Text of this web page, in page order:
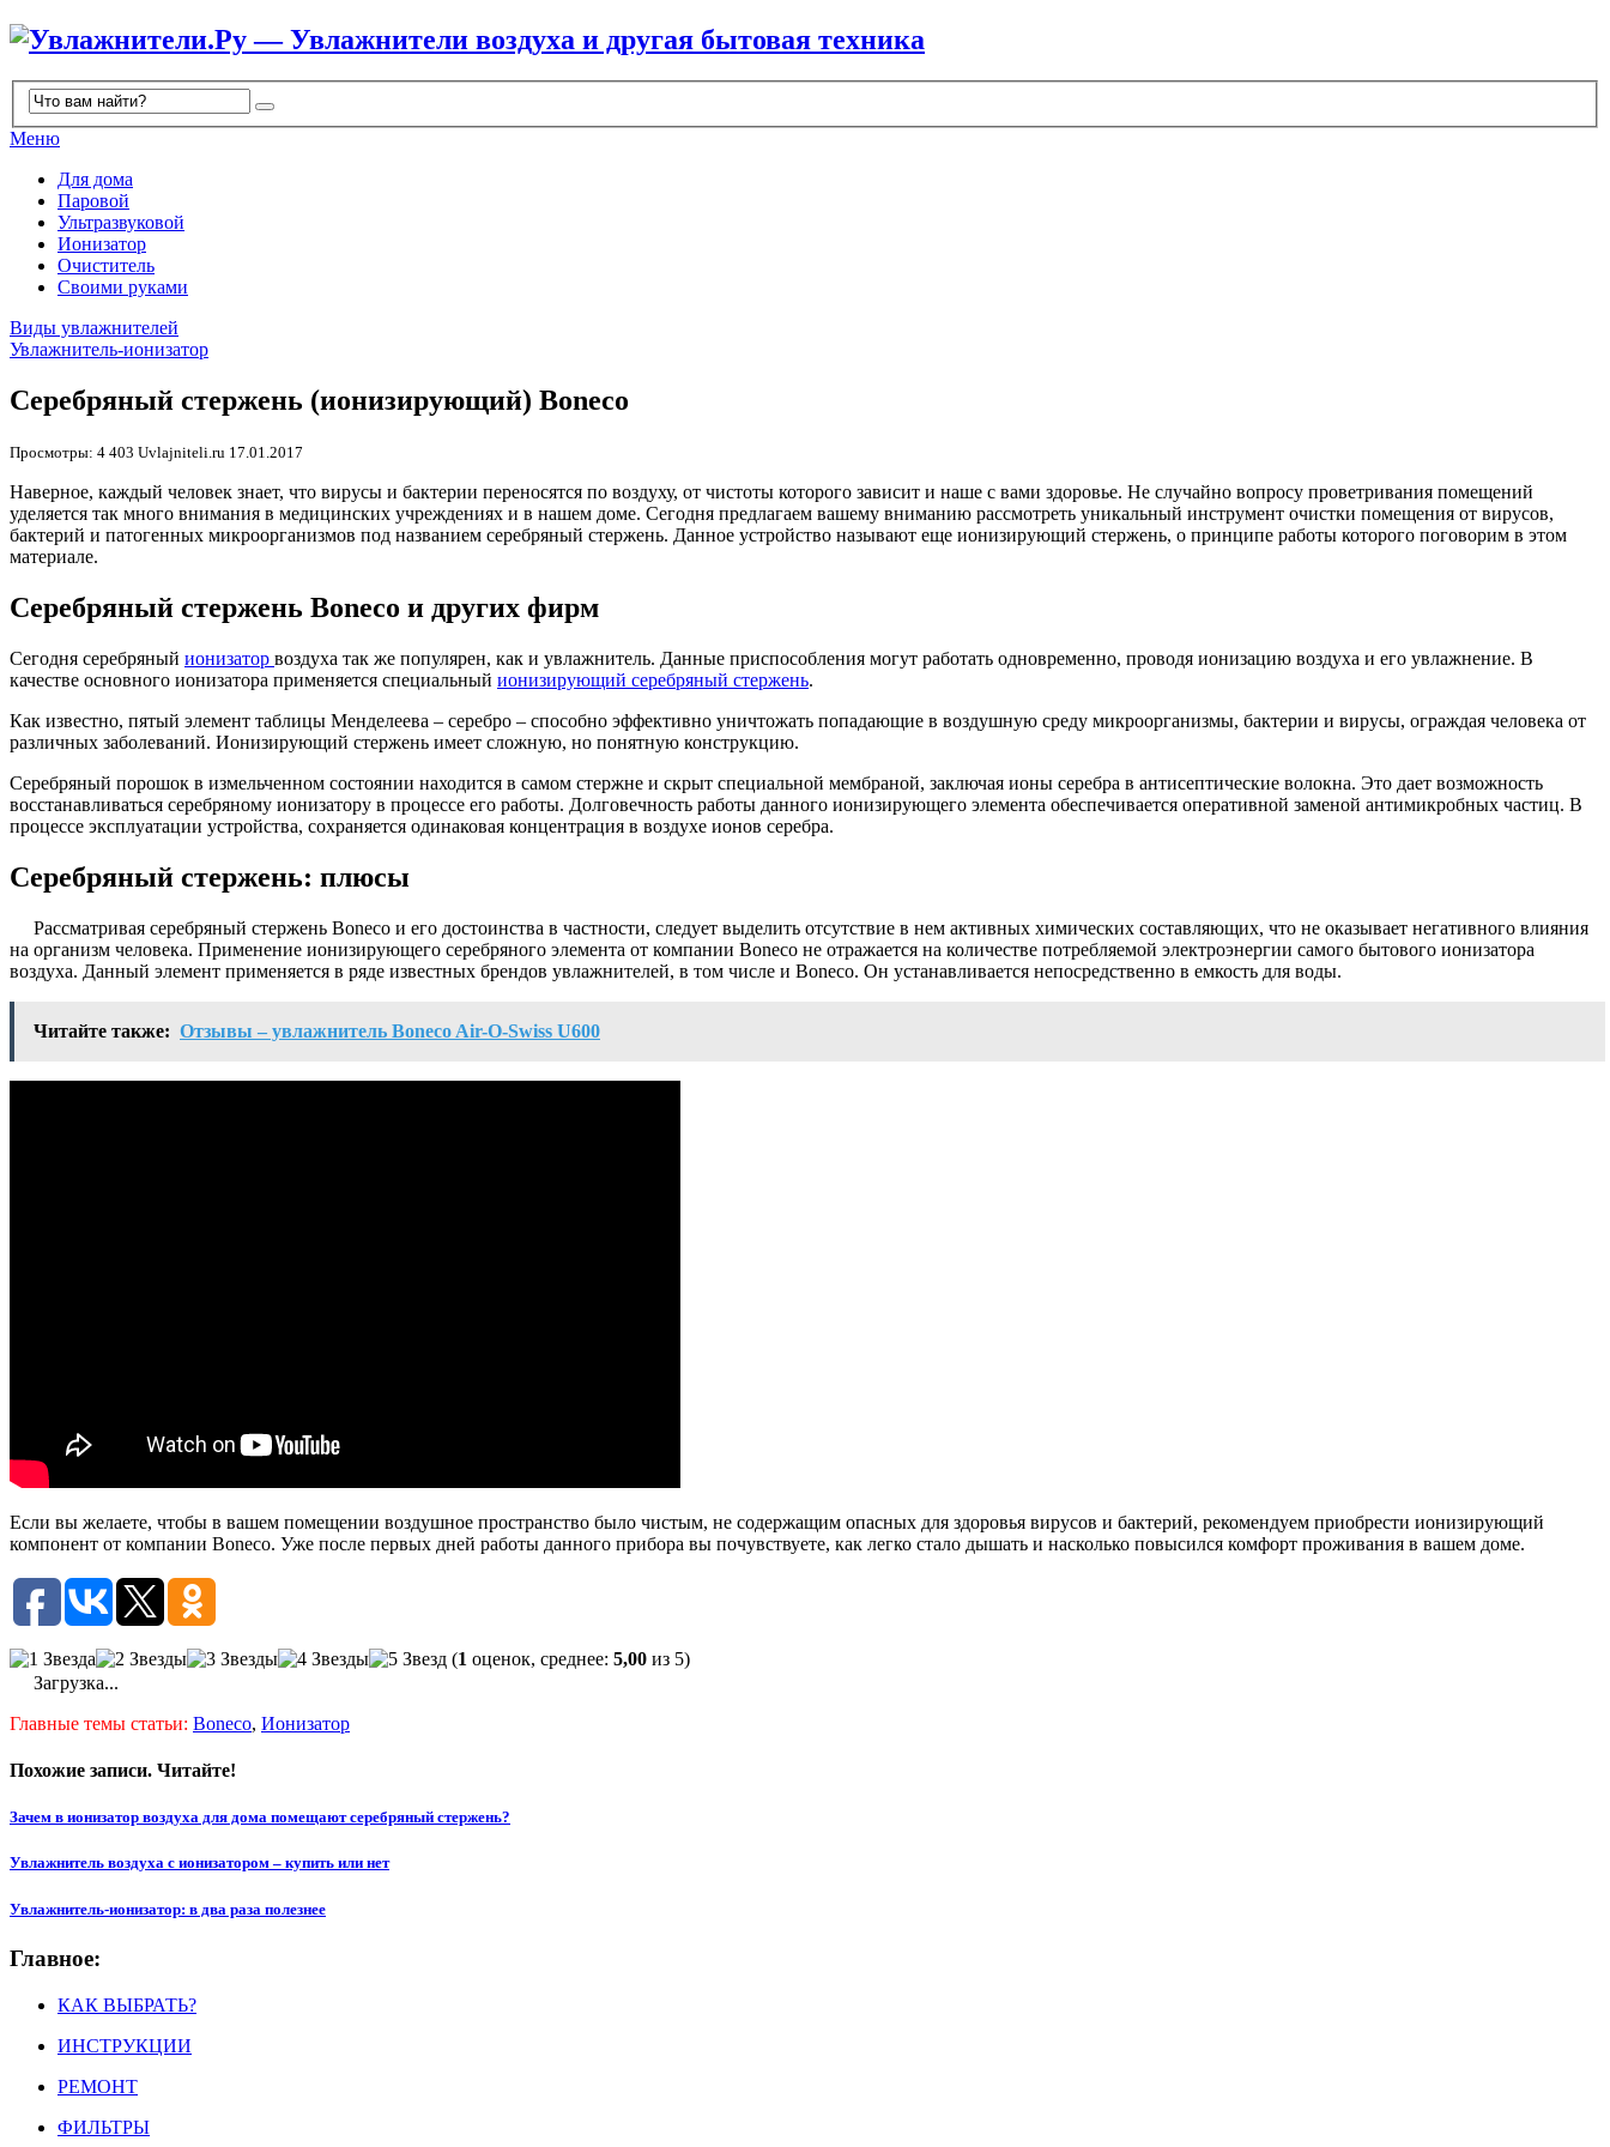
Меню
Для дома
Паровой
Ультразвуковой
Ионизатор
Очиститель
Своими руками
Виды увлажнителей
Увлажнитель-ионизатор
Серебряный стержень (ионизирующий) Boneco
Просмотры: 4 403 Uvlajniteli.ru 17.01.2017
Наверное, каждый человек знает, что вирусы и бактерии переносятся по воздуху, от чистоты которого зависит и наше с вами здоровье. Не случайно вопросу проветривания помещений
уделяется так много внимания в медицинских учреждениях и в нашем доме. Сегодня предлагаем вашему вниманию рассмотреть уникальный инструмент очистки помещения от вирусов,
бактерий и патогенных микроорганизмов под названием серебряный стержень. Данное устройство называют еще ионизирующий стержень, о принципе работы которого поговорим в этом
материале.
Серебряный стержень Boneco и других фирм
Сегодня серебряный ионизатор воздуха так же популярен, как и увлажнитель. Данные приспособления могут работать одновременно, проводя ионизацию воздуха и его увлажнение. В
качестве основного ионизатора применяется специальный ионизирующий серебряный стержень.
Как известно, пятый элемент таблицы Менделеева – серебро – способно эффективно уничтожать попадающие в воздушную среду микроорганизмы, бактерии и вирусы, ограждая человека от
различных заболеваний. Ионизирующий стержень имеет сложную, но понятную конструкцию.
Серебряный порошок в измельченном состоянии находится в самом стержне и скрыт специальной мембраной, заключая ионы серебра в антисептические волокна. Это дает возможность
восстанавливаться серебряному ионизатору в процессе его работы. Долговечность работы данного ионизирующего элемента обеспечивается оперативной заменой антимикробных частиц. В
процессе эксплуатации устройства, сохраняется одинаковая концентрация в воздухе ионов серебра.
Серебряный стержень: плюсы
Рассматривая серебряный стержень Boneco и его достоинства в частности, следует выделить отсутствие в нем активных химических составляющих, что не оказывает негативного влияния
на организм человека. Применение ионизирующего серебряного элемента от компании Boneco не отражается на количестве потребляемой электроэнергии самого бытового ионизатора
воздуха. Данный элемент применяется в ряде известных брендов увлажнителей, в том числе и Boneco. Он устанавливается непосредственно в емкость для воды.
Читайте также: Отзывы – увлажнитель Boneco Air-O-Swiss U600
Если вы желаете, чтобы в вашем помещении воздушное пространство было чистым, не содержащим опасных для здоровья вирусов и бактерий, рекомендуем приобрести ионизирующий
компонент от компании Boneco. Уже после первых дней работы данного прибора вы почувствуете, как легко стало дышать и насколько повысился комфорт проживания в вашем доме.
(1 оценок, среднее: 5,00 из 5)
Загрузка...
Главные темы статьи: Boneco, Ионизатор
Похожие записи. Читайте!
Зачем в ионизатор воздуха для дома помещают серебряный стержень?
Увлажнитель воздуха с ионизатором – купить или нет
Увлажнитель-ионизатор: в два раза полезнее
Главное:
КАК ВЫБРАТЬ?
ИНСТРУКЦИИ
РЕМОНТ
ФИЛЬТРЫ